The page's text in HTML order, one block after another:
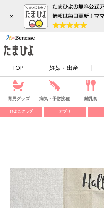
×
TOP 妊娠・出産
育児グッズ 病気・予防接種 離乳食
ひよこクラブ アプリ